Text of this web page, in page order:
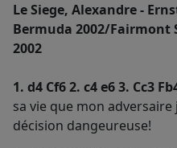
Le Siege, Alexandre -
Bermuda 2002/Fairmont
2002
1. d4 Cf6 2. c4 e6 3. Cc3
sa vie que mon
décision dangeureuse!